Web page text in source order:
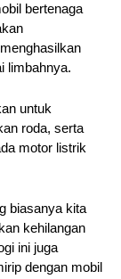
bertenaga
limbahnya.
untuk
roda, serta
motor listrik
biasanya kita
kehilangan
ini juga
dengan mobil